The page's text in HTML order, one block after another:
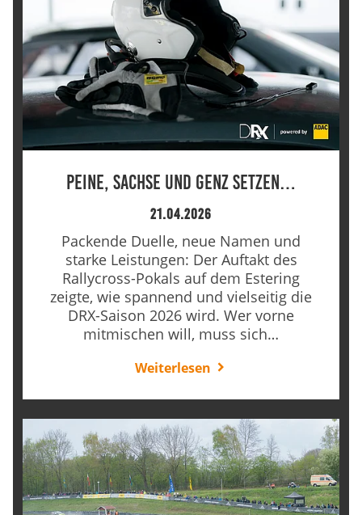
Peine, Sachse und Genz setzen…
21.04.2026
Packende Duelle, neue Namen und
starke Leistungen: Der Auftakt des
Rallycross-Pokals auf dem Estering
zeigte, wie spannend und vielseitig die
DRX-Saison 2026 wird. Wer vorne
mitmischen will, muss sich…
Weiterlesen